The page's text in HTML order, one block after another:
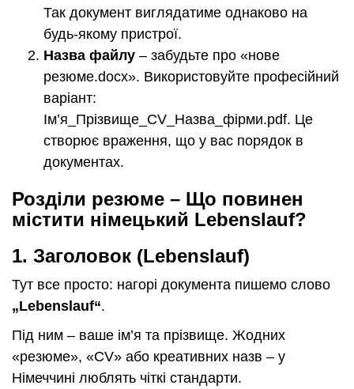
Так документ виглядатиме однаково на
будь-якому пристрої.
Назва файлу – забудьте про «нове
резюме.docx». Використовуйте професійний
варіант:
Ім’я_Прізвище_CV_Назва_фірми.pdf. Це
створює враження, що у вас порядок в
документах.
Розділи резюме – Що повинен
містити німецький Lebenslauf?
1. Заголовок (Lebenslauf)
Тут все просто: нагорі документа пишемо слово
„Lebenslauf“.
Під ним – ваше ім’я та прізвище. Жодних
«резюме», «CV» або креативних назв – у
Німеччині люблять чіткі стандарти.